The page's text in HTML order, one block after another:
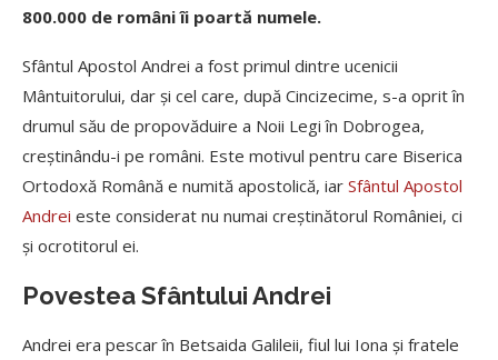
800.000 de români îi poartă numele.
Sfântul Apostol Andrei a fost primul dintre ucenicii
Mântuitorului, dar și cel care, după Cincizecime, s-a oprit în
drumul său de propovăduire a Noii Legi în Dobrogea,
creștinându-i pe români. Este motivul pentru care Biserica
Ortodoxă Română e numită apostolică, iar Sfântul Apostol
Andrei este considerat nu numai creștinătorul României, ci
și ocrotitorul ei.
Povestea Sfântului Andrei
Andrei era pescar în Betsaida Galileii, fiul lui Iona și fratele